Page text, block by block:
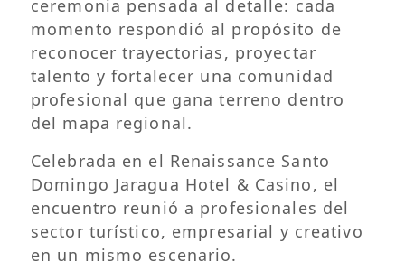
ceremonia pensada al detalle: cada
momento respondió al propósito de
reconocer trayectorias, proyectar
talento y fortalecer una comunidad
profesional que gana terreno dentro
del mapa regional.
Celebrada en el Renaissance Santo
Domingo Jaragua Hotel & Casino, el
encuentro reunió a profesionales del
sector turístico, empresarial y creativo
en un mismo escenario.